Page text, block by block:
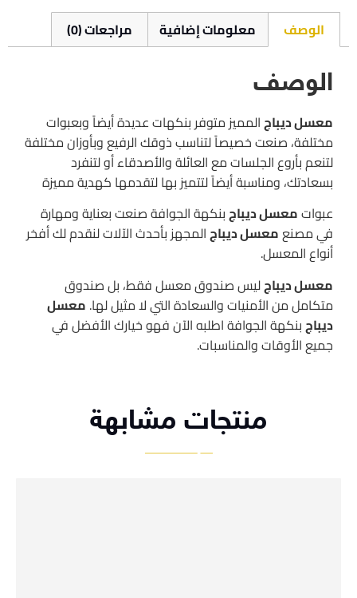
الوصف معلومات إضافية مراجعات (0)
الوصف
معسل ديباجالمميز متوفر بنكهات عديدة أيضاً وبعبوات
مختلفة، صنعت خصيصاً لتناسب ذوقك الرفيع وبأوزان مختلفة
لتنعم بأروع الجلسات مع العائلة والأصدقاء أو لتنفرد
بسعادتك، ومناسبة أيضاً لتتميز بها لتقدمها كهدية مميزة
عبواتمعسل ديباجبنكهة الجوافة صنعت بعناية ومهارة
في مصنعمعسل ديباجالمجهز بأحدث الآلات لنقدم لك أفخر
أنواع المعسل.
معسل ديباجليس صندوق معسل فقط، بل صندوق
متكامل من الأمنيات والسعادة التي لا مثيل لها.معسل
ديباجبنكهة الجوافة اطلبه الآن فهو خيارك الأفضل في
جميع الأوقات والمناسبات.
منتجات مشابهة